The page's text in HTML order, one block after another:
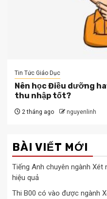
Tin Tức Giáo Dục
Nên học Điều dưỡng
thu nhập tốt?
2 tháng ago nguyenlinh
BÀI VIẾT MỚI
Tiếng Anh chuyên ngành
hiệu quả
Thi B00 có vào được ngành